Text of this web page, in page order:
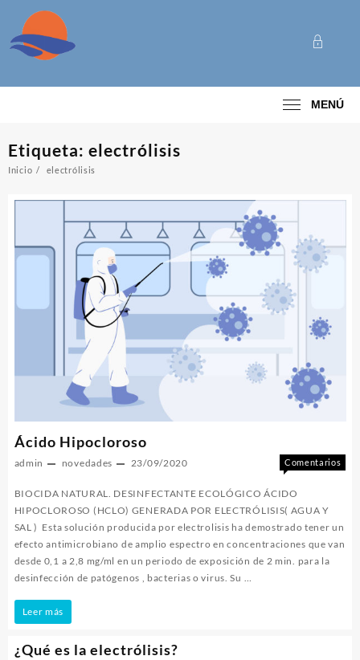
contenido
MENÚ
Etiqueta: electrólisis
Inicio electrólisis
Ácido Hipocloroso
admin novedades 23/09/2020
Comentarios
desactivados
BIOCIDA NATURAL. DESINFECTANTE ECOLÓGICO ÁCIDO
HIPOCLOROSO (HCLO) GENERADA POR ELECTRÓLISIS( AGUA Y
SAL ) Esta solución producida por electrolisis ha demostrado tener un
efecto antimicrobiano de amplio espectro en concentraciones que van
desde 0,1 a 2,8 mg/ml en un periodo de exposición de 2 min. para la
desinfección de patógenos , bacterias o virus. Su …
Ácido
Leer más
¿Qué es la electrólisis?